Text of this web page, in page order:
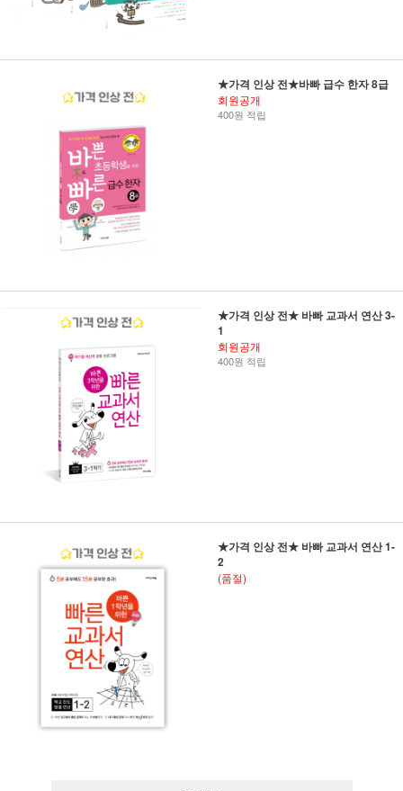
★가격 인상 전★바빠 급수 한자 8급
회원공개
400원 적립
★가격 인상 전★ 바빠 교과서 연산 3-
1
회원공개
400원 적립
★가격 인상 전★ 바빠 교과서 연산 1-
2
(품절)